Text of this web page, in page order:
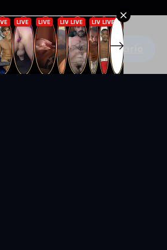
Escribe un comentario